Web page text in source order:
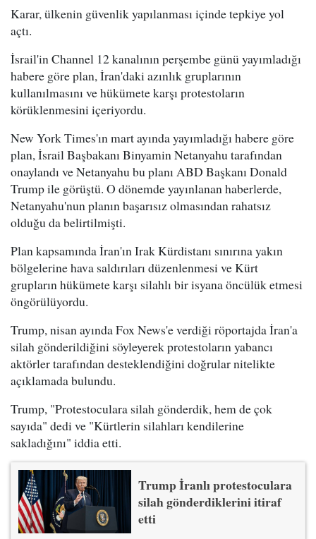
Karar, ülkenin güvenlik yapılanması içinde tepkiye yol
açtı.
İsrail'in Channel 12 kanalının perşembe günü yayımladığı
habere göre plan, İran'daki azınlık gruplarının
kullanılmasını ve hükümete karşı protestoların
körüklenmesini içeriyordu.
New York Times'ın mart ayında yayımladığı habere göre
plan, İsrail Başbakanı Binyamin Netanyahu tarafından
onaylandı ve Netanyahu bu planı ABD Başkanı Donald
Trump ile görüştü. O dönemde yayınlanan haberlerde,
Netanyahu'nun planın başarısız olmasından rahatsız
olduğu da belirtilmişti.
Plan kapsamında İran'ın Irak Kürdistanı sınırına yakın
bölgelerine hava saldırıları düzenlenmesi ve Kürt
grupların hükümete karşı silahlı bir isyana öncülük etmesi
öngörülüyordu.
Trump, nisan ayında Fox News'e verdiği röportajda İran'a
silah gönderildiğini söyleyerek protestoların yabancı
aktörler tarafından desteklendiğini doğrular nitelikte
açıklamada bulundu.
Trump, "Protestoculara silah gönderdik, hem de çok
sayıda" dedi ve "Kürtlerin silahları kendilerine
sakladığını" iddia etti.
Trump İranlı protestoculara
silah gönderdiklerini itiraf
etti